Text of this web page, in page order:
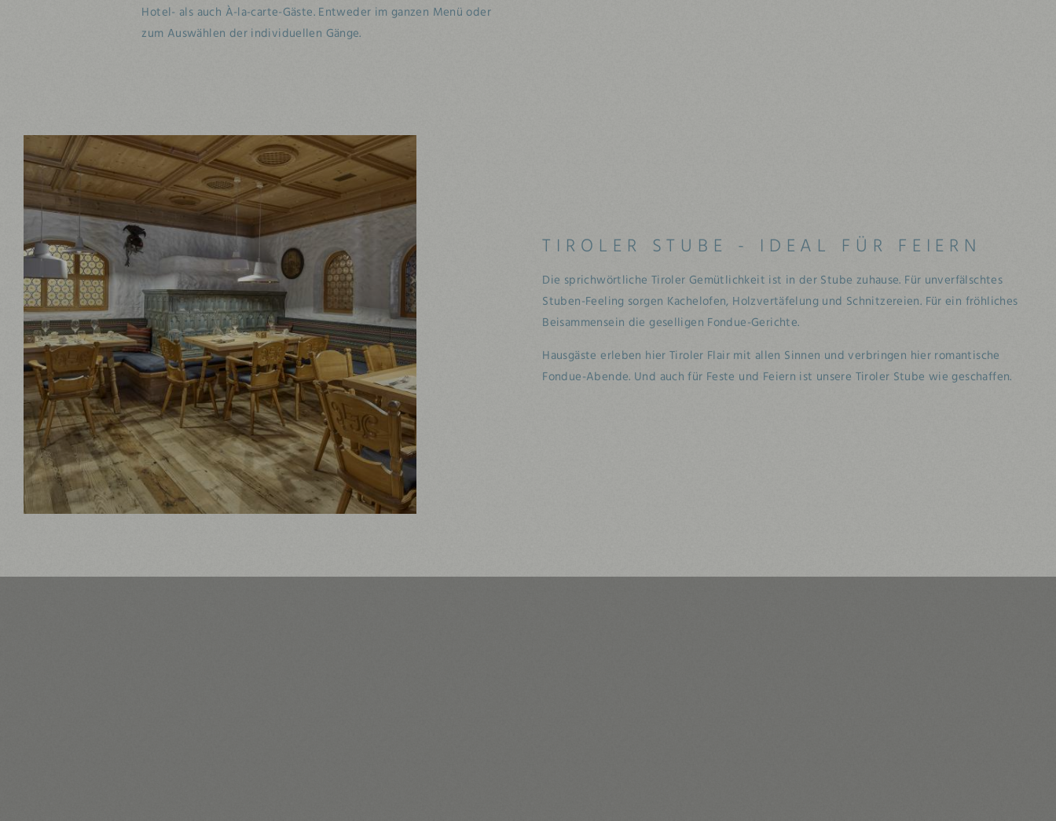
Hotel- als auch À-la-carte-Gäste. Entweder im ganzen Menü oder
zum Auswählen der individuellen Gänge.
TIROLER STUBE - IDEAL FÜR FEIERN
Die sprichwörtliche Tiroler Gemütlichkeit ist in der Stube zuhause. Für unverfälschtes
Stuben-Feeling sorgen Kachelofen, Holzvertäfelung und Schnitzereien. Für ein fröhliches
Beisammensein die geselligen Fondue-Gerichte.
Hausgäste erleben hier Tiroler Flair mit allen Sinnen und verbringen hier romantische
Fondue-Abende. Und auch für Feste und Feiern ist unsere Tiroler Stube wie geschaffen.